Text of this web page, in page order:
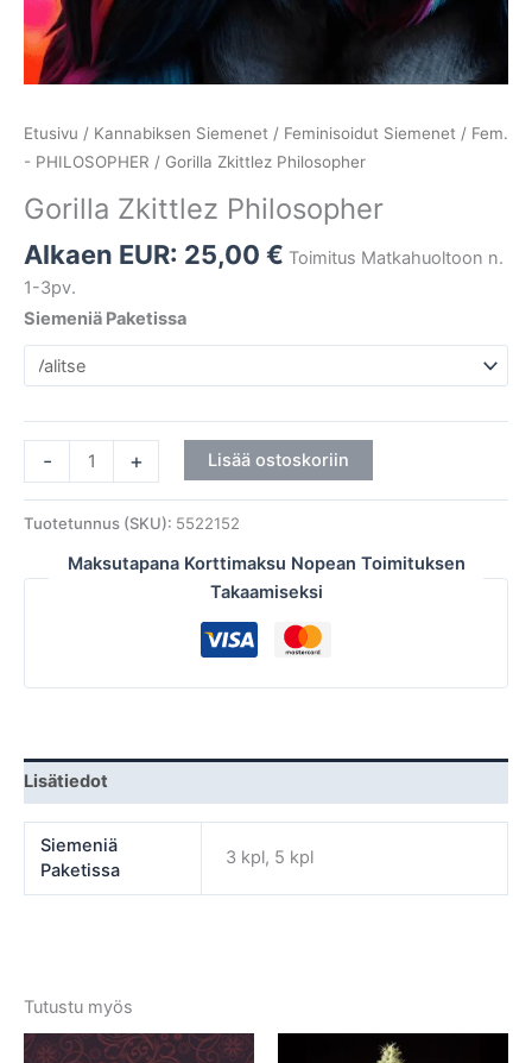
Etusivu / Kannabiksen Siemenet / Feminisoidut Siemenet / Fem.
- PHILOSOPHER / Gorilla Zkittlez Philosopher
Gorilla Zkittlez Philosopher
Alkaen EUR: 25,00 € Toimitus Matkahuoltoon n.
1-3pv.
Siemeniä Paketissa
- + Lisää ostoskoriin
Tuotetunnus (SKU): 5522152
Maksutapana Korttimaksu Nopean Toimituksen
Takaamiseksi
Lisätiedot
Siemeniä
Paketissa
3 kpl, 5 kpl
Tutustu myös
Tällä